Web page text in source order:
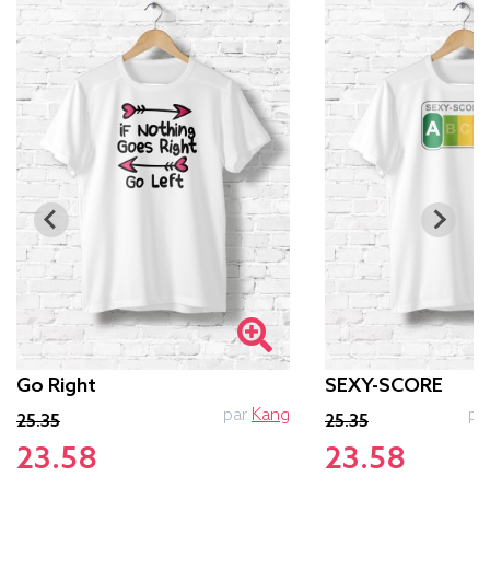
Go Right
25.35
23.58
par Kang
SEXY-SCORE
25.35
23.58